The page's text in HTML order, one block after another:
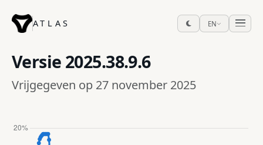
ATLAS EN
Versie 2025.38.9.6
Vrijgegeven op 27 november 2025